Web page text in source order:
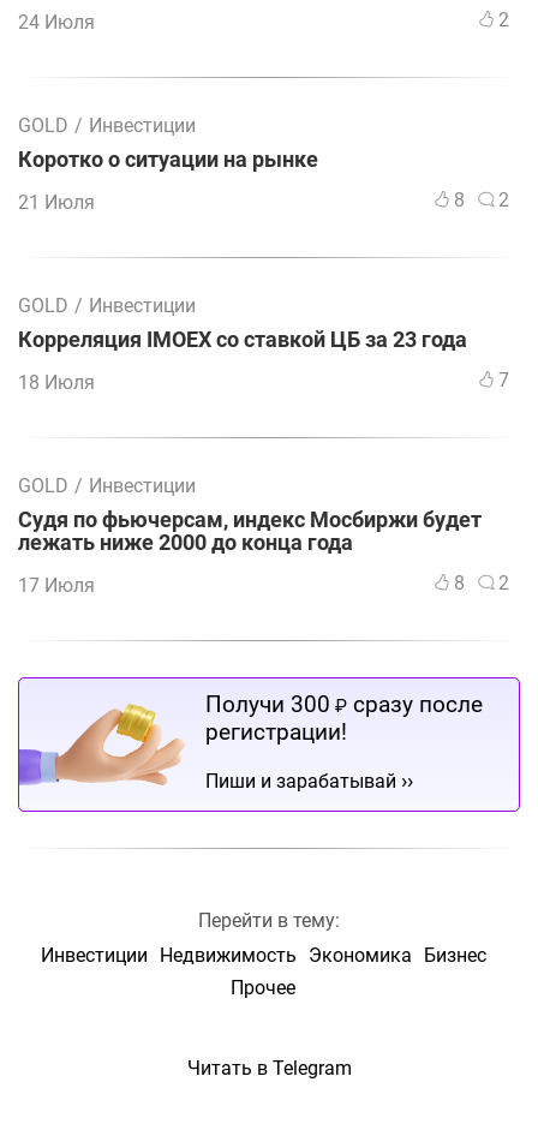
24 Июля 2
GOLD / Инвестиции
Коротко о ситуации на рынке
21 Июля 8 2
GOLD / Инвестиции
Корреляция IMOEX со ставкой ЦБ за 23 года
18 Июля 7
GOLD / Инвестиции
Судя по фьючерсам, индекс Мосбиржи будет
лежать ниже 2000 до конца года
17 Июля 8 2
Получи 300 ₽ сразу после
регистрации!
Пиши и зарабатывай ››
Перейти в тему:
Инвестиции
Недвижимость Экономика
Бизнес
Прочее
Читать в Telegram